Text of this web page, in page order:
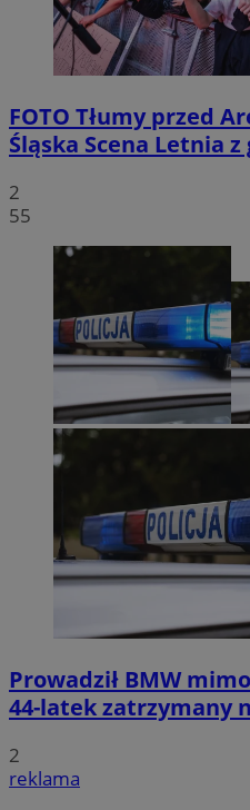
FOTO Tłumy przed
Śląska Scena Letnia
2
55
Prowadził BMW
44-latek zatrzymany
2
reklama